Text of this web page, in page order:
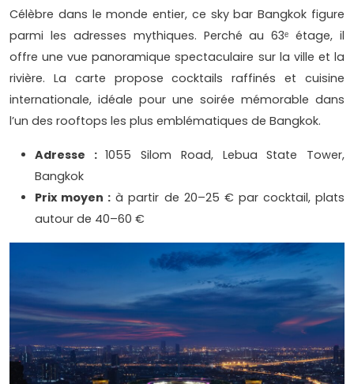
Célèbre dans le monde entier, ce sky bar Bangkok figure
parmi les adresses mythiques. Perché au 63ᵉ étage, il
offre une vue panoramique spectaculaire sur la ville et la
rivière. La carte propose cocktails raffinés et cuisine
internationale, idéale pour une soirée mémorable dans
l’un des rooftops les plus emblématiques de Bangkok.
Adresse :1055 Silom Road, Lebua State Tower,
Bangkok
Prix moyen : à partir de 20–25 € par cocktail, plats
autour de 40–60 €